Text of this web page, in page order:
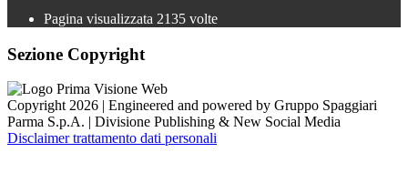
Pagina visualizzata 2135 volte
Sezione Copyright
Copyright 2026 | Engineered and powered by Gruppo Spaggiari
Parma S.p.A. | Divisione Publishing & New Social Media
Disclaimer trattamento dati personali